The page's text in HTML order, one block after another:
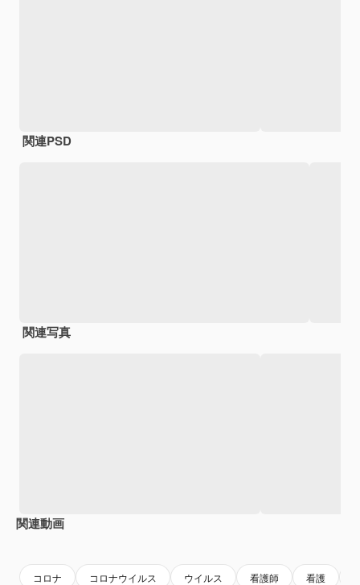
関連PSD
関連写真
関連動画
コロナ コロナウイルス ウイルス 看護師 看護